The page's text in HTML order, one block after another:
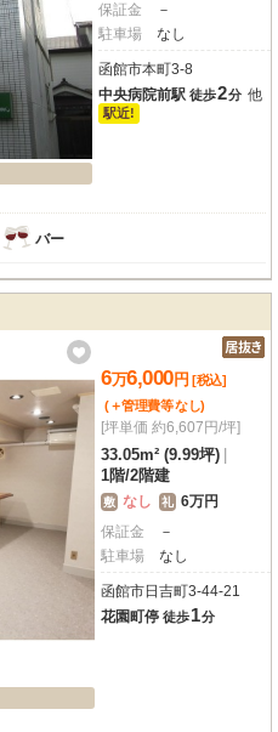
保証金
－
駐車場
なし
函館市本町3-8
中央病院前駅 徒歩2分 他
駅近!
バー
6万6,000円 [税込]
(＋管理費等なし)
[坪単価 約6,607円/坪]
33.05m² (9.99坪)
1階/2階建
敷 なし 礼 6万円
保証金
－
駐車場
なし
函館市日吉町3-44-21
花園町停 徒歩1分